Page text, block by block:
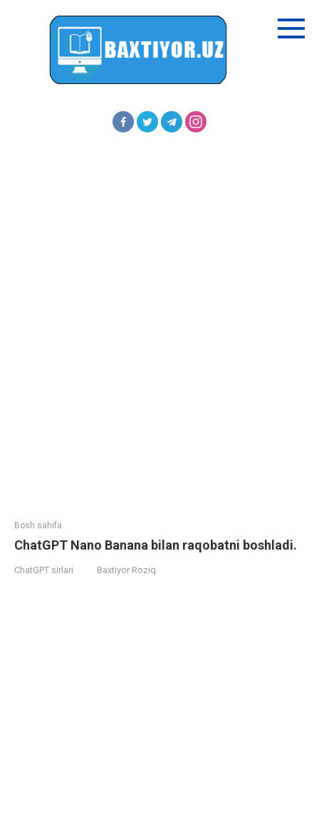
Bosh sahifa
ChatGPT Nano Banana bilan raqobatni boshladi.
ChatGPT sirlari Baxtiyor Roziq